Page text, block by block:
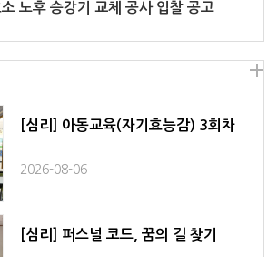
노후 승강기 교체 공사 입찰 공고
[심리] 아동교육(자기효능감) 3회차
2026-08-06
[심리] 퍼스널 코드, 꿈의 길 찾기